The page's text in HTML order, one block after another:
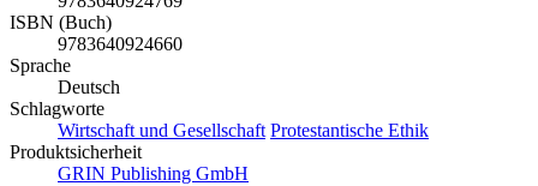
ISBN (Buch)
9783640924660
Sprache
Deutsch
Schlagworte
Wirtschaft und Gesellschaft Protestantische Ethik
Produktsicherheit
GRIN Publishing GmbH